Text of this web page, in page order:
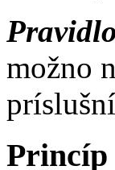
možno
Princíp